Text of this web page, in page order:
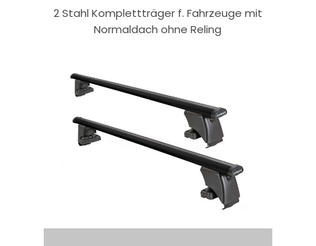
2 Stahl Komplettträger f. Fahrzeuge mit
Normaldach ohne Reling